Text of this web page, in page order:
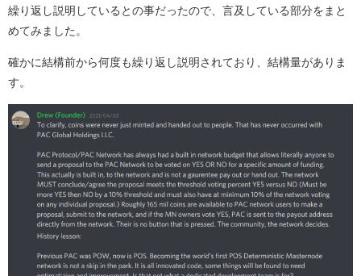
繰り返し説明しているとの事だったので、言及している部分をまと
めてみました。
確かに結構前から何度も繰り返し説明されており、結構量がありま
す。